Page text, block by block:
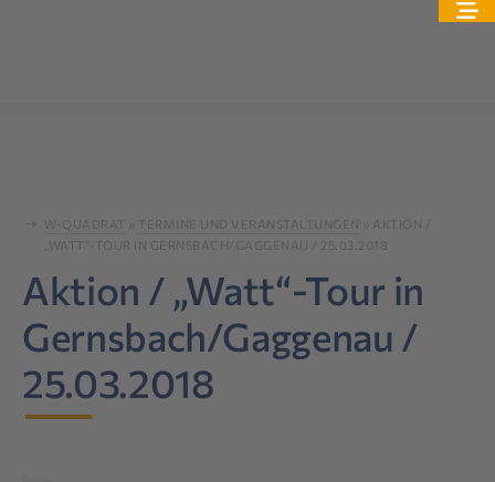
W-QUADRAT TERMINE UND VERANSTALTUNGEN
AKTION /
„WATT“-TOUR IN GERNSBACH/GAGGENAU / 25.03.2018
Aktion / „Watt“-Tour in
Gernsbach/Gaggenau /
25.03.2018